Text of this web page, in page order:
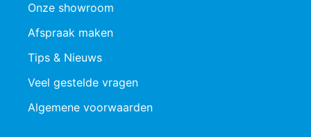
Onze showroom
Afspraak maken
Tips & Nieuws
Veel gestelde vragen
Algemene voorwaarden